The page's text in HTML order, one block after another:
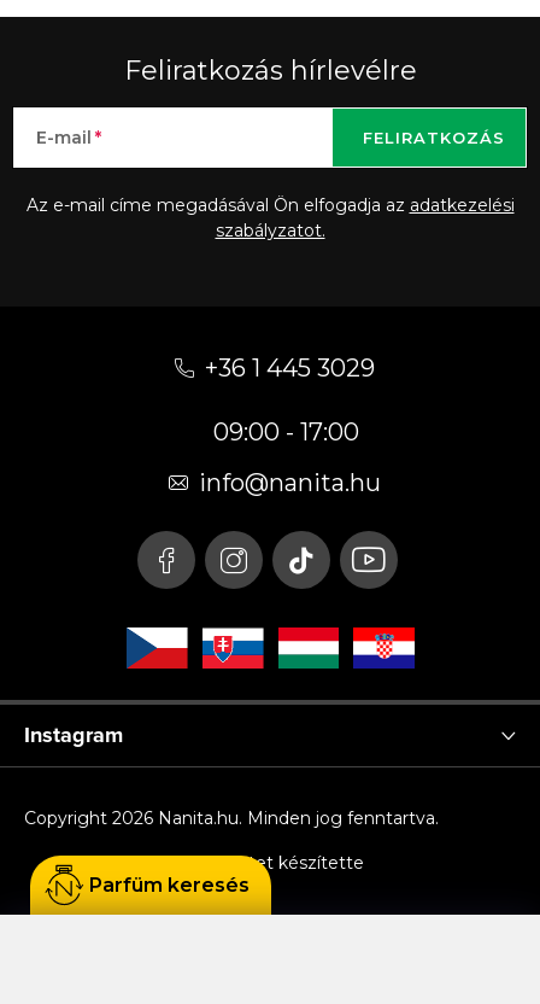
Feliratkozás hírlevélre
E-mail
Az e-mail címe megadásával Ön elfogadja az adatkezelési
szabályzatot.
FELIRATKOZÁS
+36 1 445 3029
09:00 - 17:00
info@nanita.hu
Instagram
Shoptet készítette
Copyright 2026 Nanita.hu. Minden jog fenntartva.
Parfüm keresés